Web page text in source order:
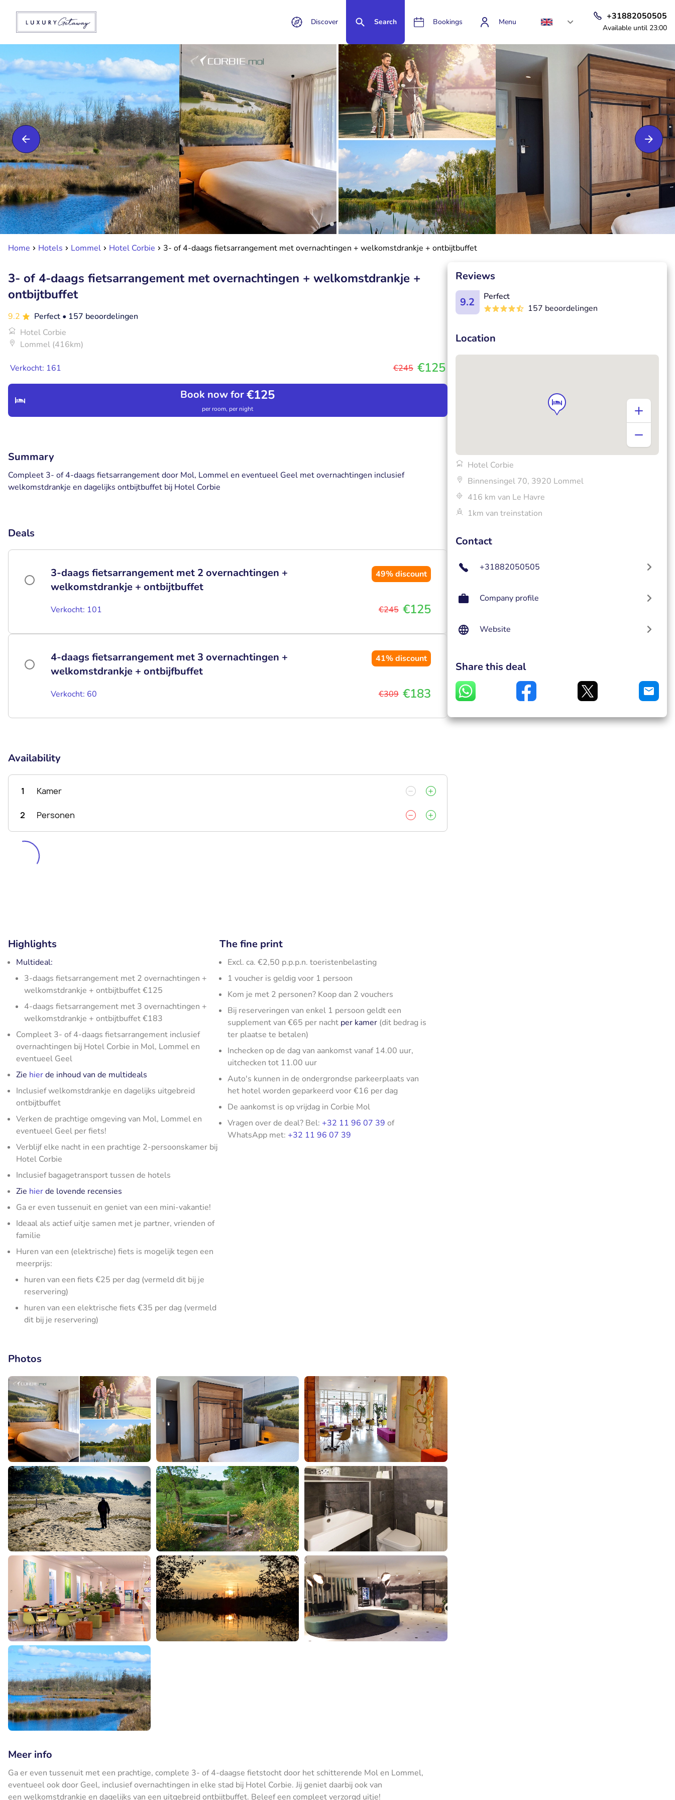
Discover Search Bookings Menu
+31882050505
Available until 23:00
Home Hotels Lommel Hotel Corbie 3- of 4-daags fietsarrangement met overnachtingen + welkomstdrankje + ontbijtbuffet
3- of 4-daags fietsarrangement met overnachtingen + welkomstdrankje +
ontbijtbuffet
9.2 Perfect • 157 beoordelingen
Hotel Corbie
Lommel (416km)
Verkocht: 161 €245 €125
Book now for€125
per room, per night
Summary
Compleet 3- of 4-daags fietsarrangement door Mol, Lommel en eventueel Geel met overnachtingen inclusief
welkomstdrankje en dagelijks ontbijtbuffet bij Hotel Corbie
Deals
3-daags fietsarrangement met 2 overnachtingen +
welkomstdrankje + ontbijtbuffet
49%discount
Verkocht: 101 €245 €125
4-daags fietsarrangement met 3 overnachtingen +
welkomstdrankje + ontbijfbuffet
41%discount
Verkocht: 60 €309 €183
Availability
1 Kamer
2 Personen
Highlights
Multideal:
3-daags fietsarrangement met 2 overnachtingen +
welkomstdrankje + ontbijtbuffet €125
4-daags fietsarrangement met 3 overnachtingen +
welkomstdrankje + ontbijtbuffet €183
Compleet 3- of 4-daags fietsarrangement inclusief
overnachtingen bij Hotel Corbie in Mol, Lommel en
eventueel Geel
Zie hierde inhoud van de multideals
Inclusief welkomstdrankje en dagelijks uitgebreid
ontbijtbuffet
Verken de prachtige omgeving van Mol, Lommel en
eventueel Geel per fiets!
Verblijf elke nacht in een prachtige 2-persoonskamer bij
Hotel Corbie
Inclusief bagagetransport tussen de hotels
Zie hierde lovende recensies
Ga er even tussenuit en geniet van een mini-vakantie!
Ideaal als actief uitje samen met je partner, vrienden of
familie
Huren van een (elektrische) fiets is mogelijk tegen een
meerprijs:
huren van een fiets €25 per dag (vermeld dit bij je
reservering)
huren van een elektrische fiets €35 per dag (vermeld
dit bij je reservering)
The fine print
Excl. ca. €2,50 p.p.p.n. toeristenbelasting
1 voucher is geldig voor 1 persoon
Kom je met 2 personen? Koop dan 2 vouchers
Bij reserveringen van enkel 1 persoon geldt een
supplement van €65 per nacht per kamer (dit bedrag is
ter plaatse te betalen)
Inchecken op de dag van aankomst vanaf 14.00 uur,
uitchecken tot 11.00 uur
Auto's kunnen in de ondergrondse parkeerplaats van
het hotel worden geparkeerd voor €16 per dag
De aankomst is op vrijdag in Corbie Mol
Vragen over de deal? Bel: +32 11 96 07 39 of
WhatsApp met: +32 11 96 07 39
Photos
Meer info
Ga er even tussenuit met een prachtige, complete 3- of 4-daagse fietstocht door het schitterende Mol en Lommel,
eventueel ook door Geel, inclusief overnachtingen in elke stad bij Hotel Corbie. Jij geniet daarbij ook van
een welkomstdrankje en dagelijks van een uitgebreid ontbijtbuffet. Beleef een compleet verzorgd uitje!
Reviews
9.2
Perfect
157 beoordelingen
Location
Hotel Corbie
Binnensingel 70, 3920 Lommel
416 km van Le Havre
1km van treinstation
Contact
+31882050505
Company profile
Website
Share this deal